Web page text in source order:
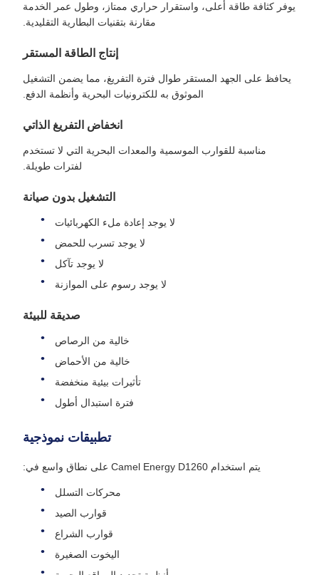
يوفر كثافة طاقة أعلى، واستقرار حراري ممتاز، وطول عمر الخدمة
مقارنة بتقنيات البطارية التقليدية.
إنتاج الطاقة المستقر
يحافظ على الجهد المستقر طوال فترة التفريغ، مما يضمن التشغيل
الموثوق به للكترونيات البحرية وأنظمة الدفع.
انخفاض التفريغ الذاتي
مناسبة للقوارب الموسمية والمعدات البحرية التي لا تستخدم
لفترات طويلة.
التشغيل بدون صيانة
لا يوجد إعادة ملء الكهربائيات
لا يوجد تسرب للحمض
لا يوجد تآكل
لا يوجد رسوم على الموازنة
صديقة للبيئة
خالية من الرصاص
خالية من الأحماض
تأثيرات بيئية منخفضة
فترة استبدال أطول
تطبيقات نموذجية
يتم استخدام Camel Energy D1260 على نطاق واسع في:
محركات التسلل
قوارب الصيد
قوارب الشراع
اليخوت الصغيرة